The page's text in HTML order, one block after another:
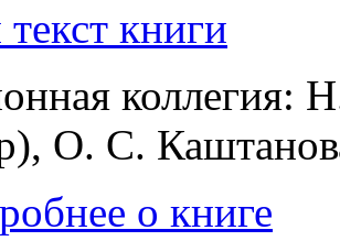
книги
коллегия:
О. С.
о книге